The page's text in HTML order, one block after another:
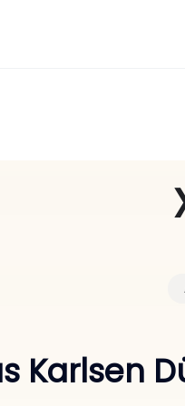
Karlsen